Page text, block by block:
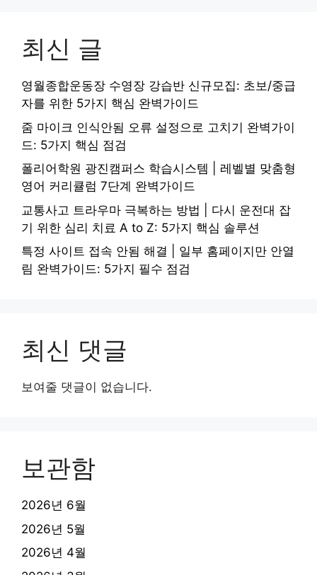
최신 글
영월종합운동장 수영장 강습반 신규모집: 초보/중급
자를 위한 5가지 핵심 완벽가이드
줌 마이크 인식안됨 오류 설정으로 고치기 완벽가이
드: 5가지 핵심 점검
폴리어학원 광진캠퍼스 학습시스템 | 레벨별 맞춤형
영어 커리큘럼 7단계 완벽가이드
교통사고 트라우마 극복하는 방법 | 다시 운전대 잡
기 위한 심리 치료 A to Z: 5가지 핵심 솔루션
특정 사이트 접속 안됨 해결 | 일부 홈페이지만 안열
림 완벽가이드: 5가지 필수 점검
최신 댓글
보여줄 댓글이 없습니다.
보관함
2026년 6월
2026년 5월
2026년 4월